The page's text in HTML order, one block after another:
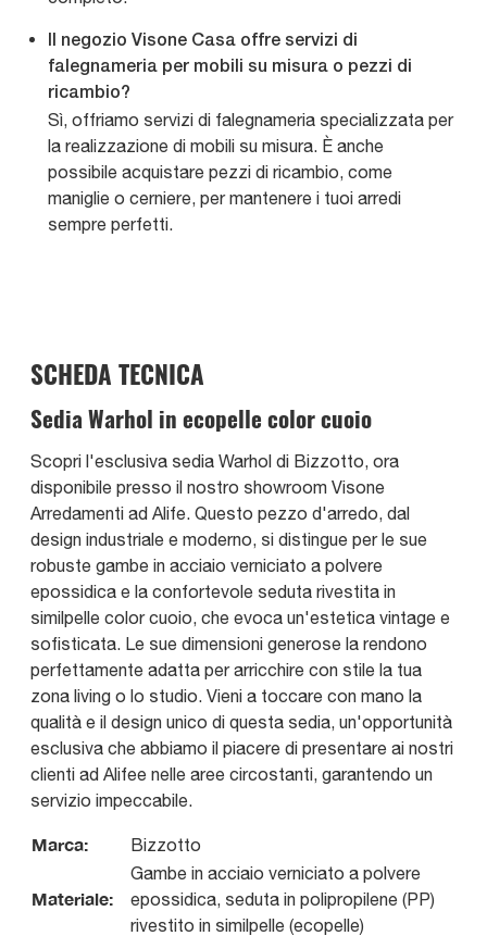
Il negozio Visone Casa offre servizi di
falegnameria per mobili su misura o pezzi di
ricambio?
Sì, offriamo servizi di falegnameria specializzata per
la realizzazione di mobili su misura. È anche
possibile acquistare pezzi di ricambio, come
maniglie o cerniere, per mantenere i tuoi arredi
sempre perfetti.
SCHEDA TECNICA
Sedia Warhol in ecopelle color cuoio
Scopri l'esclusiva sedia Warhol di Bizzotto, ora
disponibile presso il nostro showroom Visone
Arredamenti ad Alife. Questo pezzo d'arredo, dal
design industriale e moderno, si distingue per le sue
robuste gambe in acciaio verniciato a polvere
epossidica e la confortevole seduta rivestita in
similpelle color cuoio, che evoca un'estetica vintage e
sofisticata. Le sue dimensioni generose la rendono
perfettamente adatta per arricchire con stile la tua
zona living o lo studio. Vieni a toccare con mano la
qualità e il design unico di questa sedia, un'opportunità
esclusiva che abbiamo il piacere di presentare ai nostri
clienti ad Alifee nelle aree circostanti, garantendo un
servizio impeccabile.
Marca: Bizzotto
Materiale:
Gambe in acciaio verniciato a polvere
epossidica, seduta in polipropilene (PP)
rivestito in similpelle (ecopelle)